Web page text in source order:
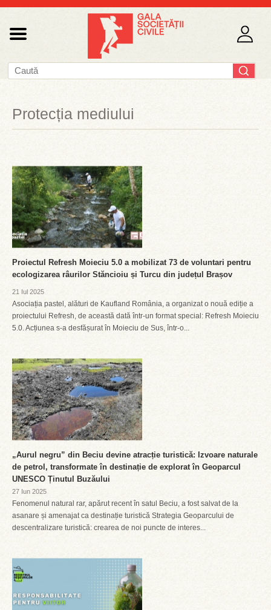
Protecția mediului
Proiectul Refresh Moieciu 5.0 a mobilizat 73 de voluntari pentru
ecologizarea râurilor Stăncioiu și Turcu din județul Brașov
21 Iul 2025
Asociația pastel, alături de Kaufland România, a organizat o nouă ediție a
proiectului Refresh, de această dată într-un format special: Refresh Moieciu
5.0. Acțiunea s-a desfășurat în Moieciu de Sus, într-o...
„Aurul negru” din Beciu devine atracție turistică: Izvoare naturale
de petrol, transformate în destinație de explorat în Geoparcul
UNESCO Ținutul Buzăului
27 Iun 2025
Fenomenul natural rar, apărut recent în satul Beciu, a fost salvat de la
asanare și amenajat ca destinație turistică Strategia Geoparcului de
descentralizare turistică: crearea de noi puncte de interes...